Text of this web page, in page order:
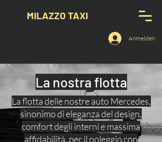
MILAZZO TAXI
Anmelden
La nostra flotta
La flotta delle nostre auto Mercedes,
sinonimo di eleganza del design,
comfort degli interni e massima
affidabilità, per il noleggio con